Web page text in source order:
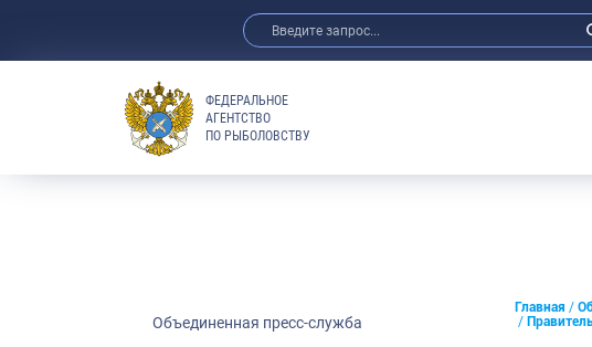
Анонсы
ФЕДЕРАЛЬНОЕ
АГЕНТСТВО
ПО РЫБОЛОВСТВУ
Объединенная пресс-служба
Главная